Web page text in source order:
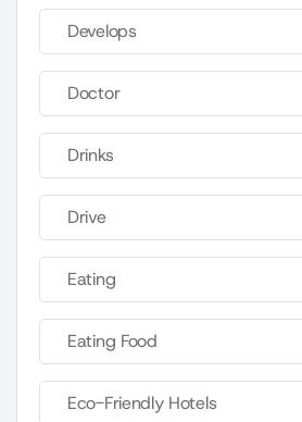
Develops
Doctor
Drinks
Drive
Eating
Eating Food
Eco-Friendly Hotels